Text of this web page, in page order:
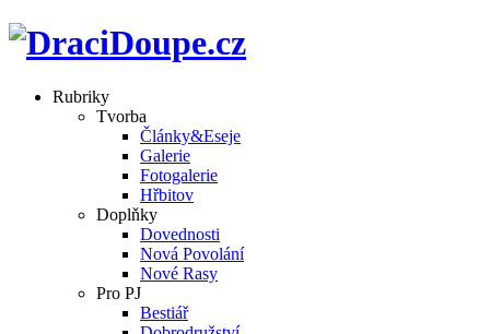
Rubriky
Tvorba
Články&Eseje
Galerie
Fotogalerie
Hřbitov
Doplňky
Dovednosti
Nová Povolání
Nové Rasy
Pro PJ
Bestiář